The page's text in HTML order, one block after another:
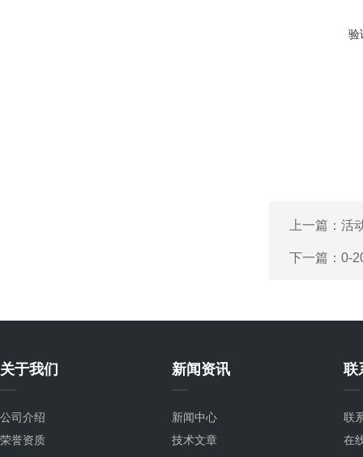
验
上一篇： 活
下一篇： 0-
关于我们
公司介绍
荣誉资质
新闻资讯
新闻中心
技术文章
联
联
在